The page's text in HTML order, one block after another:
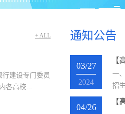
+ ALL
建设专门委员
各高校...
通知公告
03/27
2024
【
一
招
04/26
【
育